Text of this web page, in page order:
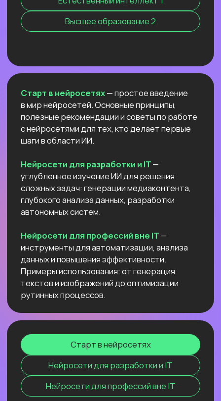
КАК ПОСТРОИТЬ ДОП.
ДОХОДА И ПОДСТРАХОВАТЬСЯ
ПОКА РЫНОК ТРУДА
ЛИХОРАДИТ?
в 2026 и раскроем данные нашего
большого исследования!
Узнать подробнее
ОТКРЫТЫЙ УРОК
РОССИЙСКИЕ НЕЙРОСЕТИ:
ЛУЧШИЕ ОБНОВЛЕНИЯ
И НОВЫЕ ВОЗМОЖНОСТИ
Разберём
возможностиотечественных ИИ.
компьютереи не переживать
о безопасности данных и плохом
интернете
Узнать подробнее
ОНЛАЙН-ПРАКТИКУМ
визуального контента с 0, без бюджета
⚡ На практике разберём, как быстро
генерировать визуал под свои задачи с
помощью Перплексити и других
нейросетей.
Узнать подробнее
Нейросети для разработки и IT
Нейросети для профессий вне IT